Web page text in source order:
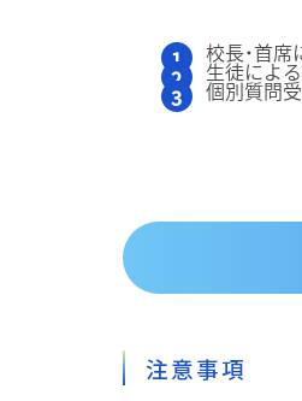
校長・首
生徒によ
個別質問
注意事項